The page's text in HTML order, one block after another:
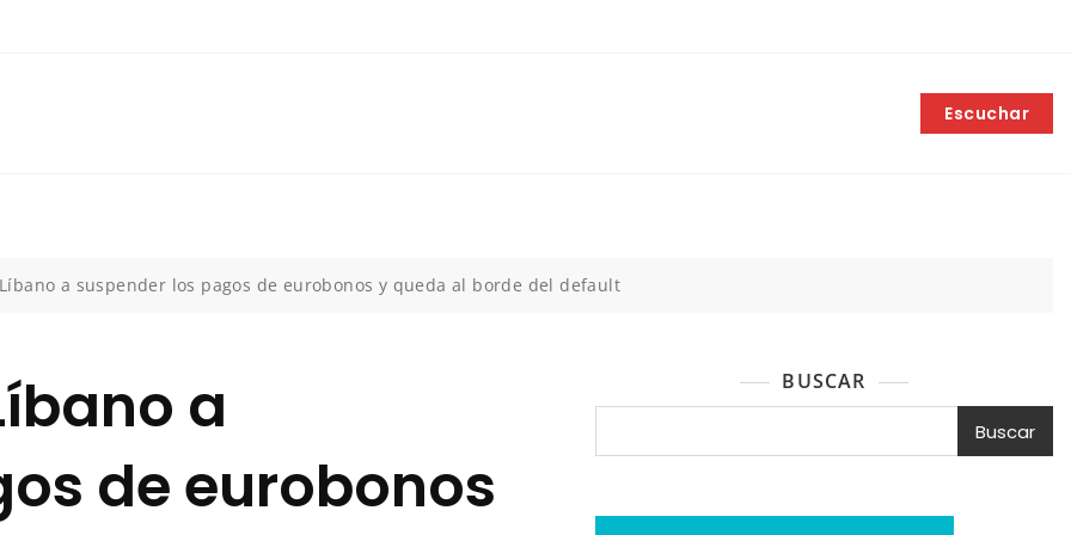
Escuchar
a suspender los pagos de eurobonos y queda al borde del default
a
de eurobonos
BUSCAR
Buscar